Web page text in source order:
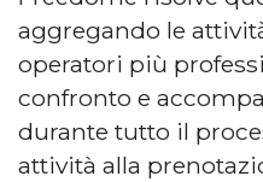
aggregando le
operatori più
confronto e
durante tutto il
attività alla